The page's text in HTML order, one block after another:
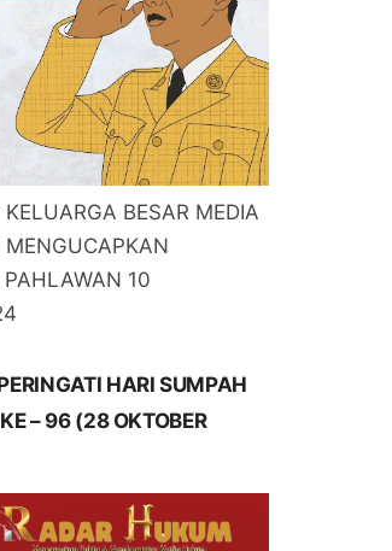
BESAR MEDIA
10
HARI SUMPAH
– 96 (28 OKTOBER